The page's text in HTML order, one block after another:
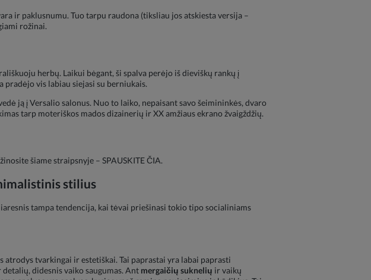
ir paklusnumu. Tuo tarpu raudona (tiksliau jos atskiesta versija –
rožinai.
herbų. Laikui bėgant, ši spalva perėjo iš dieviškų rankų į
vis labiau siejasi su berniukais.
ją į Versalio salonus. Nuo to laiko, nepaisant savo šeimininkės, dvaro
tarp moteriškos mados dizainerių ir XX amžiaus ekrano žvaigždžių.
šiame straipsnyje – SPAUSKITE ČIA.
stilius
tampa tendencija, kai tėvai priešinasi tokio tipo socialiniams
tvarkingai ir estetiškai. Tai paprastai yra labai paprasti
didesnis vaiko saugumas. Ant mergaičių suknelių ir vaikų